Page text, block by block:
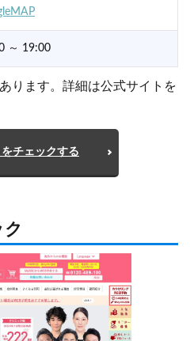
～ 19:00
ります。詳細は公式サイトを
チェックする